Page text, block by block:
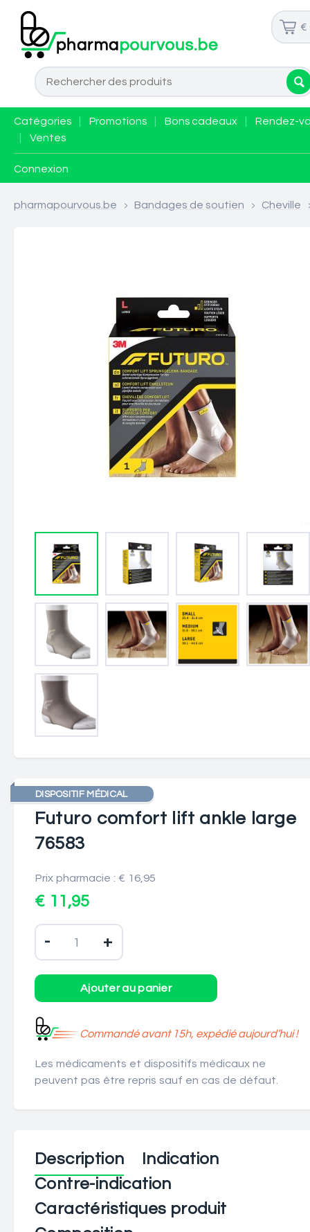
€
Catégories Promotions Bons cadeaux
Rendez-
Ventes
Connexion
pharmapourvous.be > Bandages de soutien > Cheville
DISPOSITIF MÉDICAL
Futuro comfort lift ankle large
76583
Prix pharmacie : € 16,95
€ 11,95
- +
Commandé avant 15h, expédié aujourd’hui !
Les médicaments et dispositifs médicaux ne
peuvent pas être repris sauf en cas de défaut.
Description
Indication
Contre-indication
Caractéristiques produit